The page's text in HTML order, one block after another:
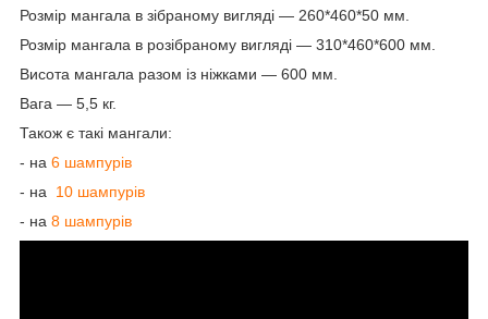
Розмір мангала в зібраному вигляді — 260*460*50 мм.
Розмір мангала в розібраному вигляді — 310*460*600 мм.
Висота мангала разом із ніжками — 600 мм.
Вага — 5,5 кг.
Також є такі мангали:
- на 6 шампурів
- на 10 шампурів
- на 8 шампурів